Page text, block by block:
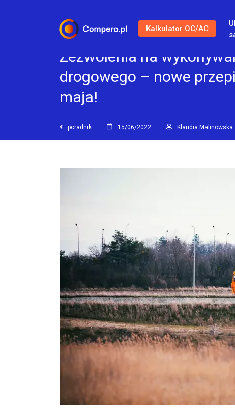
Kalkulator OC/AC
Zezwolenia na
drogowego – nowe
maja!
poradnik 15/06/2022 Klaudia Malinowska